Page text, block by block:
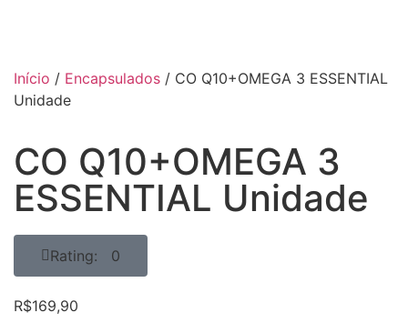
Início / Encapsulados / CO Q10+OMEGA 3 ESSENTIAL
Unidade
CO Q10+OMEGA 3
ESSENTIAL Unidade
Rating: 0
R$169,90